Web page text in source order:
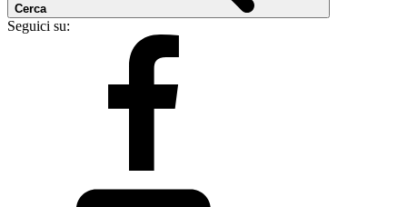
Cerca
Seguici su: